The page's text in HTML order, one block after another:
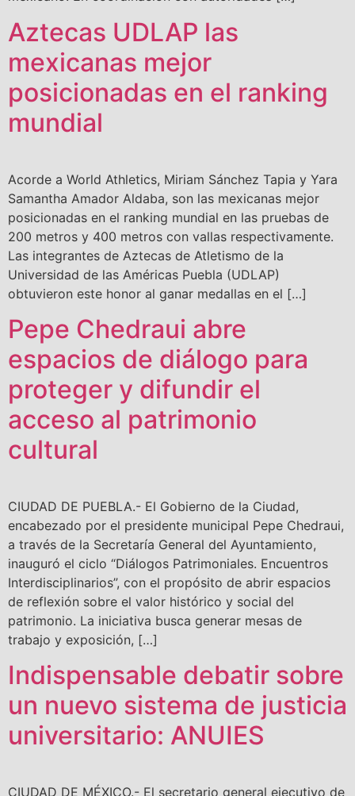
Aztecas UDLAP las
mexicanas mejor
posicionadas en el ranking
mundial
Acorde a World Athletics, Miriam Sánchez Tapia y Yara
Samantha Amador Aldaba, son las mexicanas mejor
posicionadas en el ranking mundial en las pruebas de
200 metros y 400 metros con vallas respectivamente.
Las integrantes de Aztecas de Atletismo de la
Universidad de las Américas Puebla (UDLAP)
obtuvieron este honor al ganar medallas en el […]
Pepe Chedraui abre
espacios de diálogo para
proteger y difundir el
acceso al patrimonio
cultural
CIUDAD DE PUEBLA.- El Gobierno de la Ciudad,
encabezado por el presidente municipal Pepe Chedraui,
a través de la Secretaría General del Ayuntamiento,
inauguró el ciclo “Diálogos Patrimoniales. Encuentros
Interdisciplinarios”, con el propósito de abrir espacios
de reflexión sobre el valor histórico y social del
patrimonio. La iniciativa busca generar mesas de
trabajo y exposición, […]
Indispensable debatir sobre
un nuevo sistema de justicia
universitario: ANUIES
CIUDAD DE MÉXICO.- El secretario general ejecutivo de